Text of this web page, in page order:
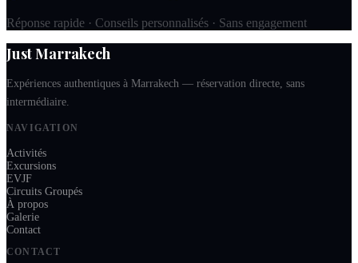
Réponse rapide · Conseils personnalisés · Sans engagement
Just Marrakech
Expériences authentiques à Marrakech — réservation directe, sans
intermédiaire.
NAVIGATION
Activités
Excursions
EVJF
Circuits Groupés
À propos
Galerie
Contact
CONTACT